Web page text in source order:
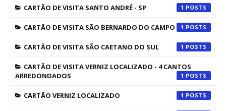
CARTÃO DE VISITA SANTO ANDRÉ - SP 1
CARTÃO DE VISITA SÃO BERNARDO DO CAMPO 1
CARTÃO DE VISITA SÃO CAETANO DO SUL 1
CARTÃO DE VISITA VERNIZ LOCALIZADO - 4 CANTOS
ARREDONDADOS
1
CARTÃO VERNIZ LOCALIZADO 1